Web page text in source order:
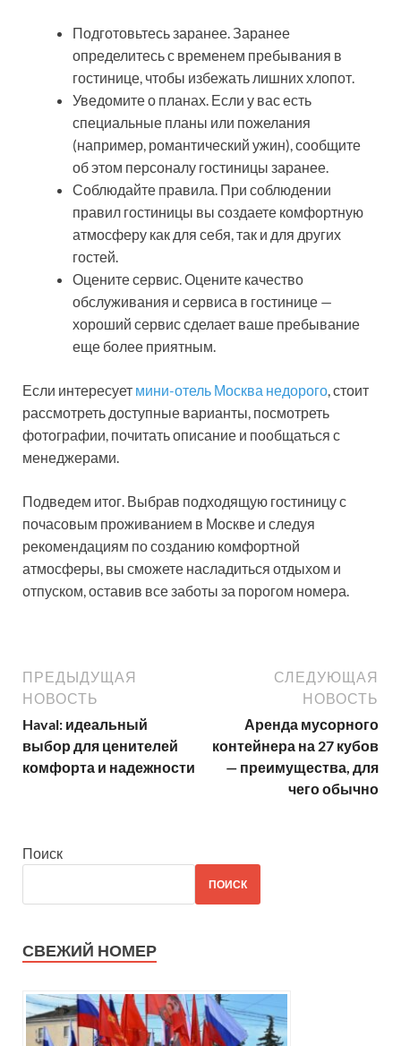
Подготовьтесь заранее. Заранее
определитесь с временем пребывания в
гостинице, чтобы избежать лишних хлопот.
Уведомите о планах. Если у вас есть
специальные планы или пожелания
(например, романтический ужин), сообщите
об этом персоналу гостиницы заранее.
Соблюдайте правила. При соблюдении
правил гостиницы вы создаете комфортную
атмосферу как для себя, так и для других
гостей.
Оцените сервис. Оцените качество
обслуживания и сервиса в гостинице —
хороший сервис сделает ваше пребывание
еще более приятным.
Если интересует мини-отель Москва недорого, стоит
рассмотреть доступные варианты, посмотреть
фотографии, почитать описание и пообщаться с
менеджерами.
Подведем итог. Выбрав подходящую гостиницу с
почасовым проживанием в Москве и следуя
рекомендациям по созданию комфортной
атмосферы, вы сможете насладиться отдыхом и
отпуском, оставив все заботы за порогом номера.
ПРЕДЫДУЩАЯ
НОВОСТЬ
Haval: идеальный
выбор для ценителей
комфорта и надежности
СЛЕДУЮЩАЯ
НОВОСТЬ
Аренда мусорного
контейнера на 27 кубов
— преимущества, для
чего обычно
Поиск
ПОИСК
СВЕЖИЙ НОМЕР